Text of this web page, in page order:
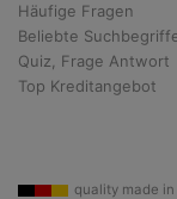
Häufige Fragen
Beliebte
Quiz, Frage Antwort
Top Kreditangebot
quality made in